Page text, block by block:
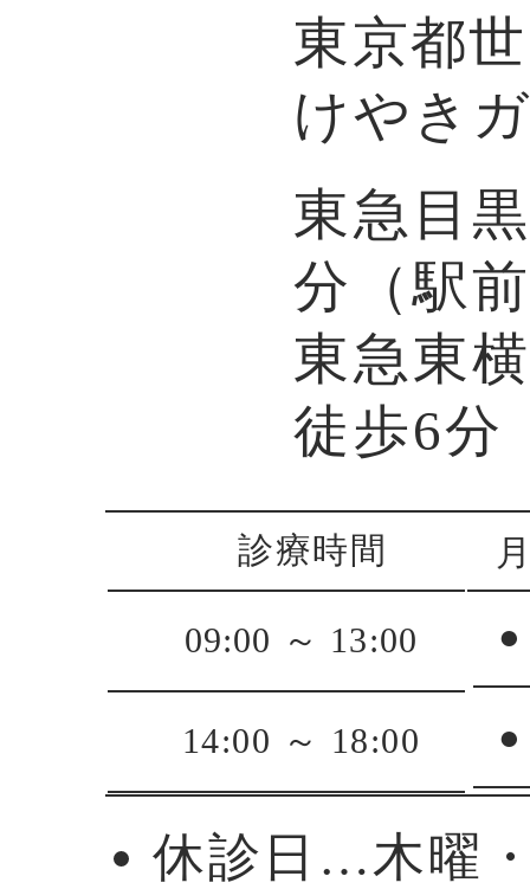
東京都
けやき
東急目
分（駅
東急東
徒歩6分
診療時間 月
09:00 ～ 13:00 ●
14:00 ～ 18:00 ●
休診日…木曜